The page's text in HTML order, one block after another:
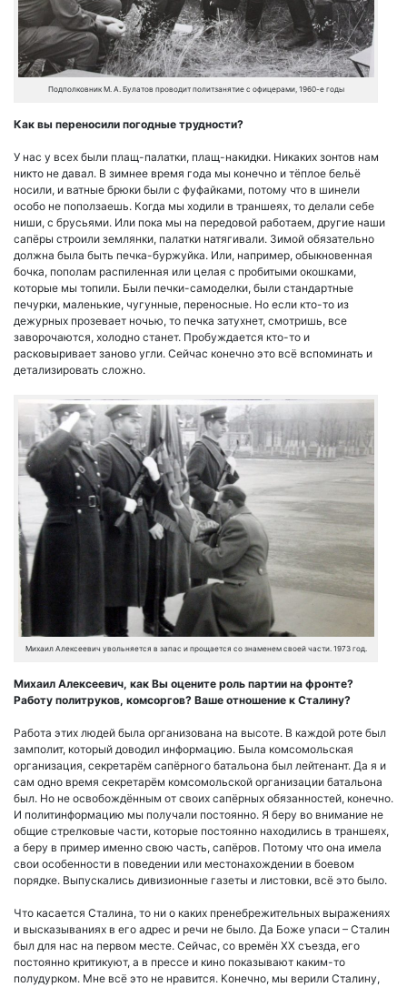
Подполковник М. А. Булатов проводит политзанятие с офицерами, 1960-е годы
Как вы переносили погодные трудности?
У нас у всех были плащ-палатки, плащ-накидки. Никаких зонтов нам
никто не давал. В зимнее время года мы конечно и тёплое бельё
носили, и ватные брюки были с фуфайками, потому что в шинели
особо не поползаешь. Когда мы ходили в траншеях, то делали себе
ниши, с брусьями. Или пока мы на передовой работаем, другие наши
сапёры строили землянки, палатки натягивали. Зимой обязательно
должна была быть печка-буржуйка. Или, например, обыкновенная
бочка, пополам распиленная или целая с пробитыми окошками,
которые мы топили. Были печки-самоделки, были стандартные
печурки, маленькие, чугунные, переносные. Но если кто-то из
дежурных прозевает ночью, то печка затухнет, смотришь, все
заворочаются, холодно станет. Пробуждается кто-то и
расковыривает заново угли. Сейчас конечно это всё вспоминать и
детализировать сложно.
Михаил Алексеевич увольняется в запас и прощается со знаменем своей части. 1973 год.
Михаил Алексеевич, как Вы оцените роль партии на фронте?
Работу политруков, комсоргов? Ваше отношение к Сталину?
Работа этих людей была организована на высоте. В каждой роте был
замполит, который доводил информацию. Была комсомольская
организация, секретарём сапёрного батальона был лейтенант. Да я и
сам одно время секретарём комсомольской организации батальона
был. Но не освобождённым от своих сапёрных обязанностей, конечно.
И политинформацию мы получали постоянно. Я беру во внимание не
общие стрелковые части, которые постоянно находились в траншеях,
а беру в пример именно свою часть, сапёров. Потому что она имела
свои особенности в поведении или местонахождении в боевом
порядке. Выпускались дивизионные газеты и листовки, всё это было.
Что касается Сталина, то ни о каких пренебрежительных выражениях
и высказываниях в его адрес и речи не было. Да Боже упаси – Сталин
был для нас на первом месте. Сейчас, со времён XX съезда, его
постоянно критикуют, а в прессе и кино показывают каким-то
полудурком. Мне всё это не нравится. Конечно, мы верили Сталину,